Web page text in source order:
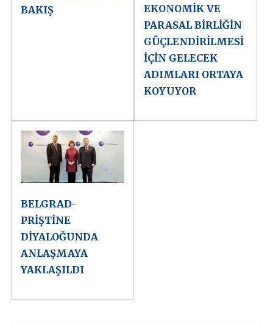
BAKIŞ
EKONOMİK VE
PARASAL BİRLİĞİN
GÜÇLENDİRİLMESİ
İÇİN GELECEK
ADIMLARI ORTAYA
KOYUYOR
BELGRAD-
PRİŞTİNE
DİYALOĞUNDA
ANLAŞMAYA
YAKLAŞILDI